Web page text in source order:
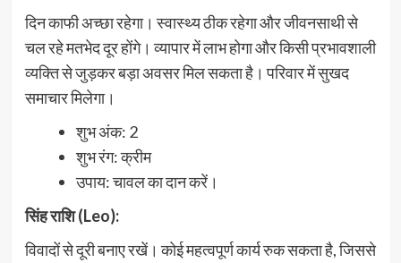
दिन काफी अच्छा रहेगा। स्वास्थ्य ठीक रहेगा और जीवनसाथी से
चल रहे मतभेद दूर होंगे। व्यापार में लाभ होगा और किसी प्रभावशाली
व्यक्ति से जुड़कर बड़ा अवसर मिल सकता है। परिवार में सुखद
समाचार मिलेगा।
शुभ अंक: 2
शुभ रंग: क्रीम
उपाय: चावल का दान करें।
सिंह राशि (Leo):
विवादों से दूरी बनाए रखें। कोई महत्वपूर्ण कार्य रुक सकता है, जिससे